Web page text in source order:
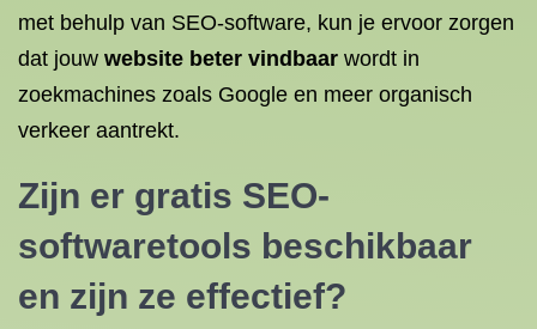
met behulp van SEO-software, kun je ervoor zorgen
dat jouw website beter vindbaar wordt in
zoekmachines zoals Google en meer organisch
verkeer aantrekt.
Zijn er gratis SEO-
softwaretools beschikbaar
en zijn ze effectief?